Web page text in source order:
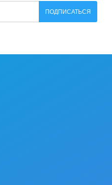
ПОДПИСАТЬСЯ